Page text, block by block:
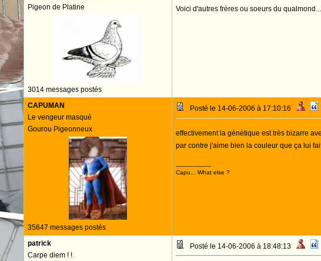
Pigeon de Platine
3014 messages postés
Voici d'autres frères ou soeurs du
CAPUMAN
Le vengeur masqué
Gourou Pigeonneux
35647 messages postés
Posté le 14-06-2006 à 17:10:16
effectivement la génétique est très bizarre
par contre j'aime bien la couleur que ça lui
--------------------
Capu... What else ?
patrick
Carpe diem ! !
Posté le 14-06-2006 à 18:48:13